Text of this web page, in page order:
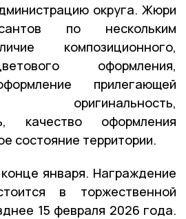
округа. Жюри
по нескольким
композиционного,
оформления,
прилегающей
оригинальность,
качество оформления
состояние территории.
января. Награждение
в торжественной
15 февраля 2026 года.